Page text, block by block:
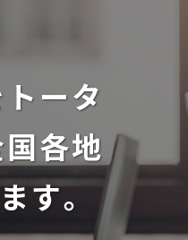
ータ
各地
す。